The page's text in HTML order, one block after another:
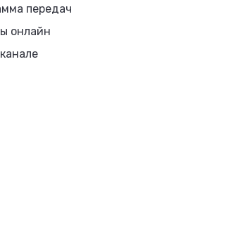
передач
онлайн